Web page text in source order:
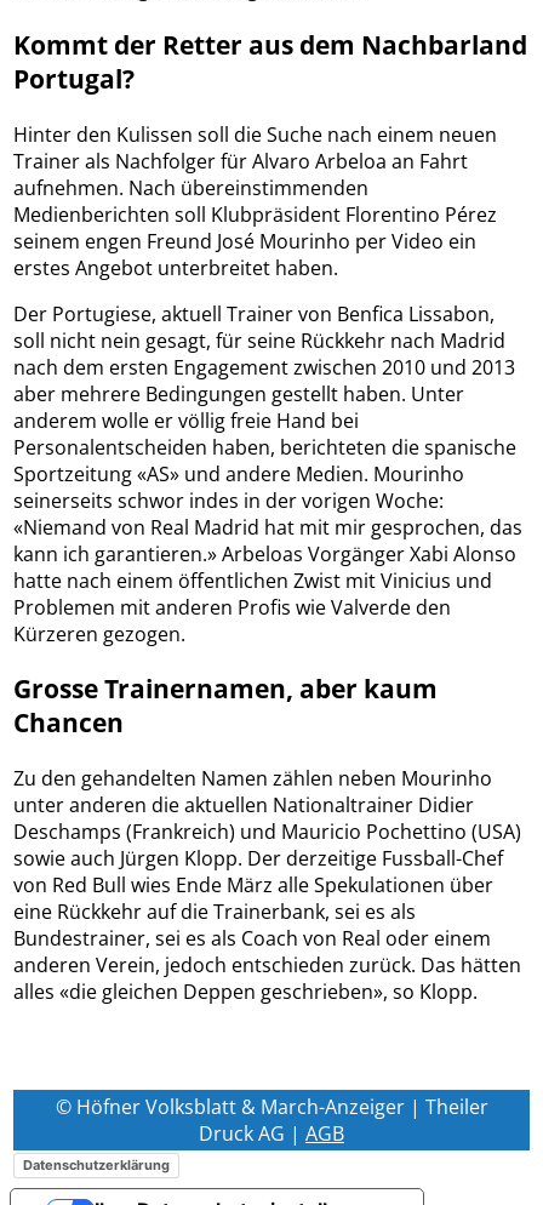
Kommt der Retter aus dem Nachbarland
Portugal?
Hinter den Kulissen soll die Suche nach einem neuen
Trainer als Nachfolger für Alvaro Arbeloa an Fahrt
aufnehmen. Nach übereinstimmenden
Medienberichten soll Klubpräsident Florentino Pérez
seinem engen Freund José Mourinho per Video ein
erstes Angebot unterbreitet haben.
Der Portugiese, aktuell Trainer von Benfica Lissabon,
soll nicht nein gesagt, für seine Rückkehr nach Madrid
nach dem ersten Engagement zwischen 2010 und 2013
aber mehrere Bedingungen gestellt haben. Unter
anderem wolle er völlig freie Hand bei
Personalentscheiden haben, berichteten die spanische
Sportzeitung «AS» und andere Medien. Mourinho
seinerseits schwor indes in der vorigen Woche:
«Niemand von Real Madrid hat mit mir gesprochen, das
kann ich garantieren.» Arbeloas Vorgänger Xabi Alonso
hatte nach einem öffentlichen Zwist mit Vinicius und
Problemen mit anderen Profis wie Valverde den
Kürzeren gezogen.
Grosse Trainernamen, aber kaum
Chancen
Zu den gehandelten Namen zählen neben Mourinho
unter anderen die aktuellen Nationaltrainer Didier
Deschamps (Frankreich) und Mauricio Pochettino (USA)
sowie auch Jürgen Klopp. Der derzeitige Fussball-Chef
von Red Bull wies Ende März alle Spekulationen über
eine Rückkehr auf die Trainerbank, sei es als
Bundestrainer, sei es als Coach von Real oder einem
anderen Verein, jedoch entschieden zurück. Das hätten
alles «die gleichen Deppen geschrieben», so Klopp.
© Höfner Volksblatt & March-Anzeiger | Theiler
Druck AG | AGB
Datenschutzerklärung